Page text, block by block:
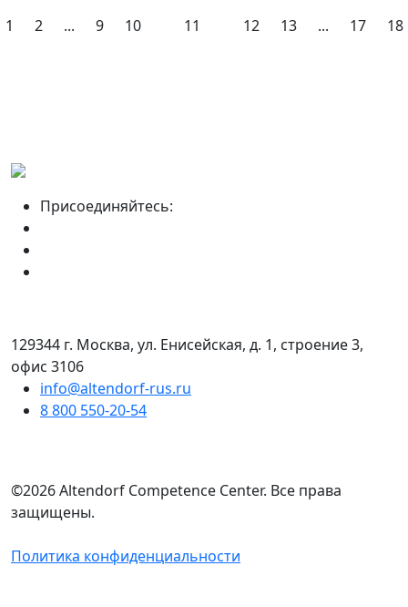
1 2 ... 9 10 11 12 13 ... 17 18
Присоединяйтесь:
129344 г. Москва, ул. Енисейская, д. 1, строение 3,
офис 3106
info@altendorf-rus.ru
8 800 550-20-54
©2026 Altendorf Сompetence Сenter. Все права
защищены.
Политика конфиденциальности